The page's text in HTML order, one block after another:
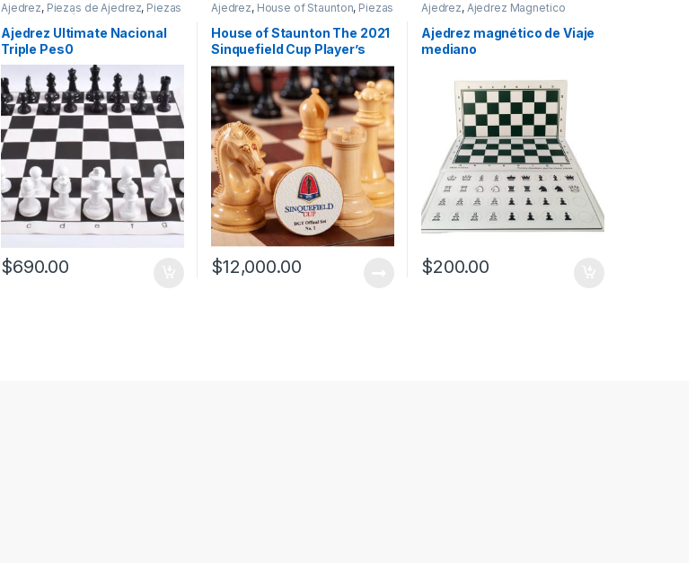
Ajedrez, Piezas de Ajedrez, Piezas
de Ajedrez Plástico
Ajedrez Ultimate Nacional
Triple Pes0
$690.00
Ajedrez, House of Staunton, Piezas
de Ajedrez Madera
House of Staunton The 2021
Sinquefield Cup Player’s
Edition Chess Pieces con
Caja
$12,000.00
Ajedrez, Ajedrez Magnetico
Ajedrez magnético de Viaje
mediano
$200.00